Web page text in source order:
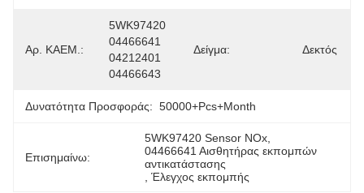
Αρ. ΚΑΕΜ.:
5WK97420
04466641
04212401
04466643
Δείγμα: Δεκτός
Δυνατότητα Προσφοράς: 50000+Pcs+Month
Επισημαίνω:
5WK97420 Sensor NOx
04466641 Αισθητήρας εκπομπών
αντικατάστασης
, Έλεγχος εκπομπής